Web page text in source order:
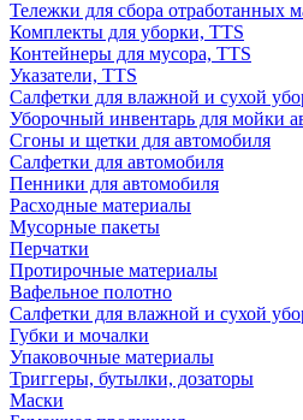
Тележки для сбора отработанных
Комплекты для уборки, TTS
Контейнеры для мусора, TTS
Указатели, TTS
Салфетки для влажной и сухой
Уборочный инвентарь для мойки
Сгоны и щетки для автомобиля
Салфетки для автомобиля
Пенники для автомобиля
Расходные материалы
Мусорные пакеты
Перчатки
Протирочные материалы
Вафельное полотно
Салфетки для влажной и сухой
Губки и мочалки
Упаковочные материалы
Триггеры, бутылки, дозаторы
Маски